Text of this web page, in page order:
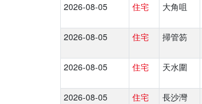
2026-08-05 住宅 大角咀
2026-08-05 住宅 掃管笏
2026-08-05 住宅 天水圍
2026-08-05 住宅 長沙灣